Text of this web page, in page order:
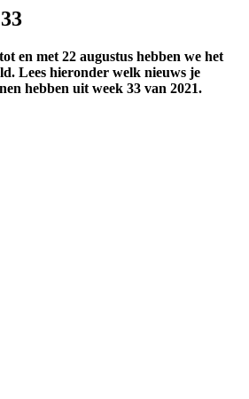
en met 22 augustus hebben we het
Lees hieronder welk nieuws je
hebben uit week 33 van 2021.